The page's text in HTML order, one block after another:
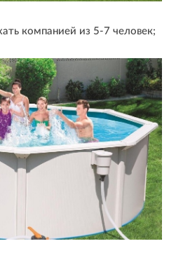
компанией из 5-7 человек;